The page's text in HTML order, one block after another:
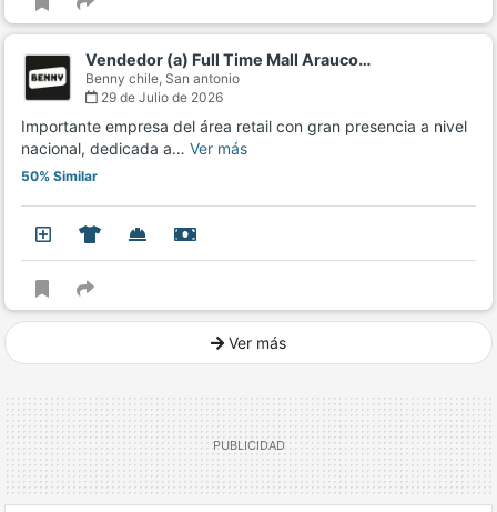
Vendedor (a) Full Time Mall Arauco…
Benny chile, San antonio
29 de Julio de 2026
Importante empresa del área retail con gran presencia a nivel
nacional, dedicada a… Ver más
50% Similar
Ver más